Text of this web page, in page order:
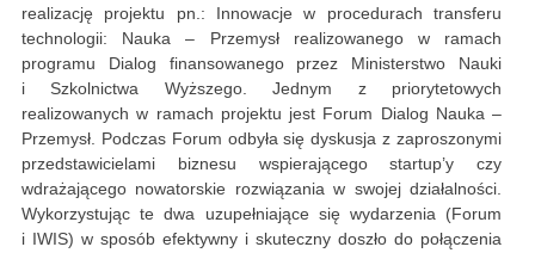
realizację projektu pn.: Innowacje w procedurach transferu
technologii: Nauka – Przemysł realizowanego w ramach
programu Dialog finansowanego przez Ministerstwo Nauki
i Szkolnictwa Wyższego. Jednym z priorytetowych
realizowanych w ramach projektu jest Forum Dialog Nauka –
Przemysł. Podczas Forum odbyła się dyskusja z zaproszonymi
przedstawicielami biznesu wspierającego startup’y czy
wdrażającego nowatorskie rozwiązania w swojej działalności.
Wykorzystując te dwa uzupełniające się wydarzenia (Forum
i IWIS) w sposób efektywny i skuteczny doszło do połączenia